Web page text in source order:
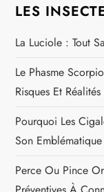
a
t
i
o
n
d
LES
La Luciole : Tout
Le Phasme
Risques Et
Pourquoi Les
Son
Perce Ou Pince